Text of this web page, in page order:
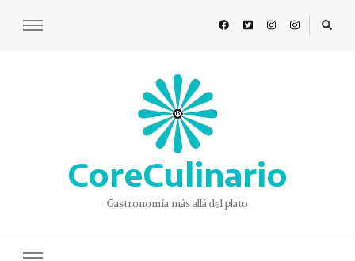
CoreCulinario
Gastronomía más allá del plato